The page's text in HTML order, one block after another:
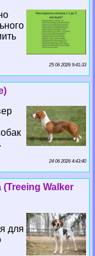
25 06 2026 9:41:33
24 06 2026 4:43:40
Walker
для